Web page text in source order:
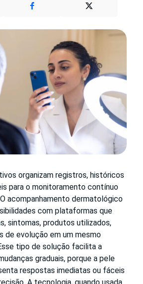
organizam registros, históricos
para o monitoramento contínuo
acompanhamento dermatológico
com plataformas que
sintomas, produtos utilizados,
de evolução em um mesmo
tipo de solução facilita a
graduais, porque a pele
respostas imediatas ou fáceis